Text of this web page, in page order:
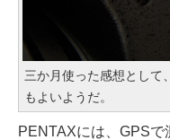
三か月使った感想として
もよいようだ。
PENTAXには、GPS